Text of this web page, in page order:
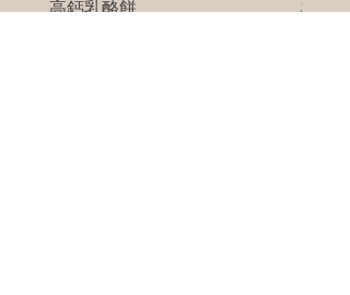
高鈣乳酪餅 樹葡萄